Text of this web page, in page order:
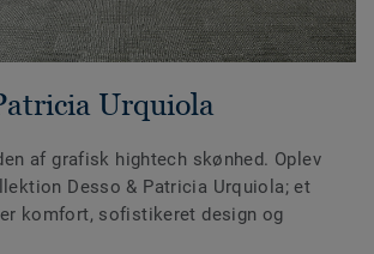
Urquiola
af grafisk hightech skønhed. Oplev
Desso & Patricia Urquiola; et
komfort, sofistikeret design og